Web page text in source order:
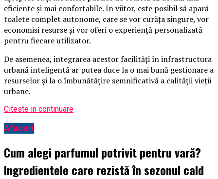
eficiente și mai confortabile. În viitor, este posibil să apară
toalete complet autonome, care se vor curăța singure, vor
economisi resurse și vor oferi o experiență personalizată
pentru fiecare utilizator.
De asemenea, integrarea acestor facilități în infrastructura
urbană inteligentă ar putea duce la o mai bună gestionare a
resurselor și la o îmbunătățire semnificativă a calității vieții
urbane.
Citeste in continuare
Afaceri
Cum alegi parfumul potrivit pentru vară?
Ingredientele care rezistă în sezonul cald